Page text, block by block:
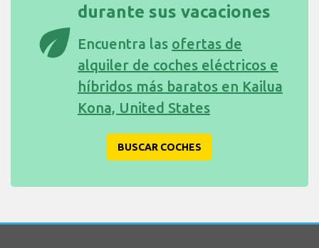
eco
durante sus vacaciones
Encuentra las ofertas de
alquiler de coches eléctricos e
híbridos más baratos en Kailua
Kona, United States
BUSCAR COCHES